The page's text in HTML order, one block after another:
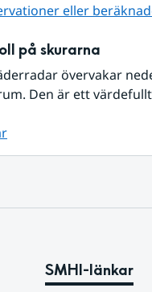
eller
på skurarna
övervakar
Den är ett
SMHI-länkar